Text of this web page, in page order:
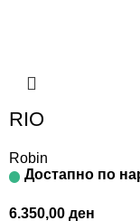
RIO
Robin
Достапно по
6.350,00 ден